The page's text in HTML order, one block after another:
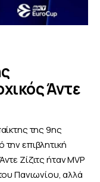
Άντε
της 9ης
επιβλητική
Ζίζιτς ήταν MVP
Πανιωνίου, αλλά